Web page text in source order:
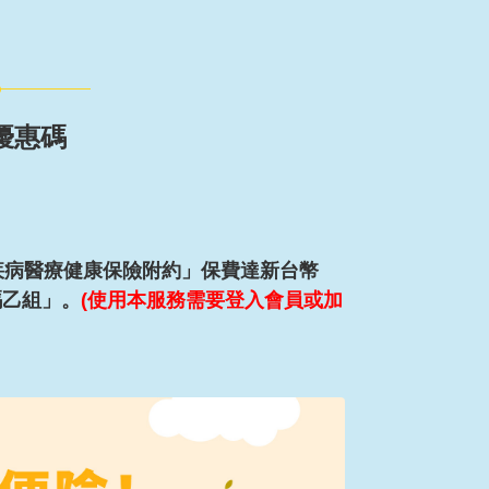
惠碼
醫療健康保險附約」保費達新台幣
組」。 (使用本服務需要登入會員或加